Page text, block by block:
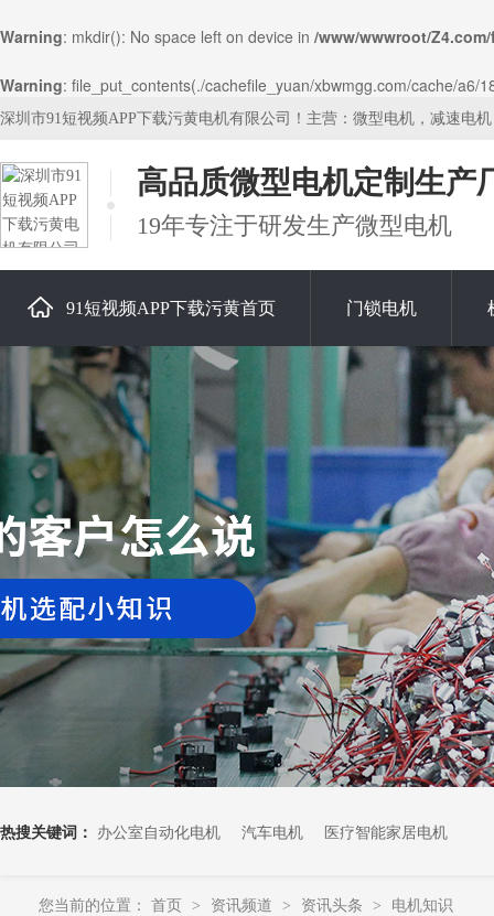
Warning: mkdir(): No space left on device in /www/wwwroot/
Warning: file_put_contents(./cachefile_yuan/xbwmgg.com/cache/
深圳市91短视频APP下载污黄电机有限公司！主营：微型电机，减速电
高品质微型电机定制生产
19年专注于研发生产微型电机
91短视频APP下载污黄首页 门锁电机
关于91短视频APP下载污黄
热搜关键词： 办公室自动化电机 汽车电机 医疗智能家居电机
您当前的位置： 首页 > 资讯频道 > 资讯头条 > 电机知识